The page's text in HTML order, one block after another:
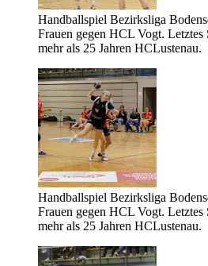
Handballspiel Bezirksliga
Frauen gegen HCL Vogt. Letztes
mehr als 25 Jahren HCLustenau.
Handballspiel Bezirksliga
Frauen gegen HCL Vogt. Letztes
mehr als 25 Jahren HCLustenau.